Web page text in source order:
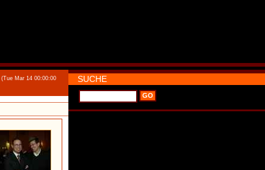
(Tue Mar 14 00:00:00
SUCHE